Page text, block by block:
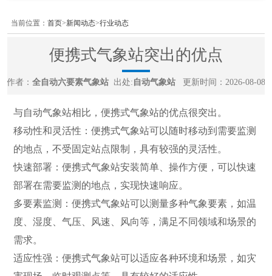
当前位置： 首页>新闻动态>行业动态
便携式气象站突出的优点
作者： 全自动六要素气象站 出处: 自动气象站 更新时间：2026-08-08
与自动气象站相比，便携式气象站的优点很突出。
移动性和灵活性：便携式气象站可以随时移动到需要监测
的地点，不受固定站点限制，具有较强的灵活性。
快速部署：便携式气象站安装简单、操作方便，可以快速
部署在需要监测的地点，实现快速响应。
多要素监测：便携式气象站可以测量多种气象要素，如温
度、湿度、气压、风速、风向等，满足不同领域和场景的
需求。
适应性强：便携式气象站可以适应各种环境和场景，如灾